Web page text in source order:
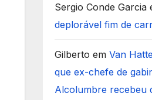
Sergio Conde Garcia
deplorável fim de
Gilberto em Van
que ex-chefe de
Alcolumbre recebeu